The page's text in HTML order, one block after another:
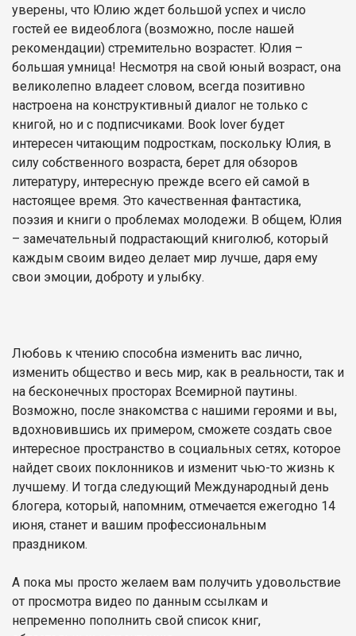
уверены, что Юлию ждет большой успех и число
гостей ее видеоблога (возможно, после нашей
рекомендации) стремительно возрастет. Юлия –
большая умница! Несмотря на свой юный возраст, она
великолепно владеет словом, всегда позитивно
настроена на конструктивный диалог не только с
книгой, но и с подписчиками. Book lover будет
интересен читающим подросткам, поскольку Юлия, в
силу собственного возраста, берет для обзоров
литературу, интересную прежде всего ей самой в
настоящее время. Это качественная фантастика,
поэзия и книги о проблемах молодежи. В общем, Юлия
– замечательный подрастающий книголюб, который
каждым своим видео делает мир лучше, даря ему
свои эмоции, доброту и улыбку.
Любовь к чтению способна изменить вас лично,
изменить общество и весь мир, как в реальности, так и
на бесконечных просторах Всемирной паутины.
Возможно, после знакомства с нашими героями и вы,
вдохновившись их примером, сможете создать свое
интересное пространство в социальных сетях, которое
найдет своих поклонников и изменит чью-то жизнь к
лучшему. И тогда следующий Международный день
блогера, который, напомним, отмечается ежегодно 14
июня, станет и вашим профессиональным
праздником.
А пока мы просто желаем вам получить удовольствие
от просмотра видео по данным ссылкам и
непременно пополнить свой список книг,